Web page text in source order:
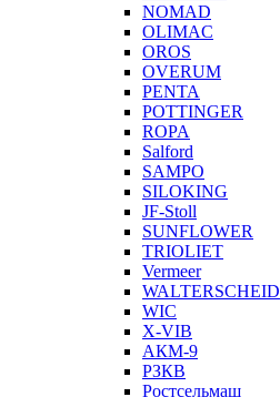
NOMAD
OLIMAC
OROS
OVERUM
PENTA
POTTINGER
ROPA
Salford
SAMPO
SILOKING
JF-Stoll
SUNFLOWER
TRIOLIET
Vermeer
WALTERSCHEID
WIC
X-VIB
АКМ-9
РЗКВ
Ростсельмаш